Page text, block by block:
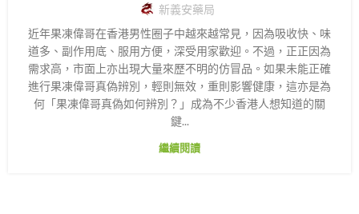
新義安藥局
近年果凍偉哥在香港男性圈子中越來越常見，因為吸收快、味
道多、副作用底、服用方便，深受用家歡迎。不過，正正因為
需求高，市面上亦出現大量來歷不明的仿冒品。如果未能正確
進行果凍偉哥真偽辨別，輕則無效，重則影響健康，這亦是為
何「果凍偉哥真偽如何辨別？」成為不少香港人想知道的關
鍵...
繼續閱讀